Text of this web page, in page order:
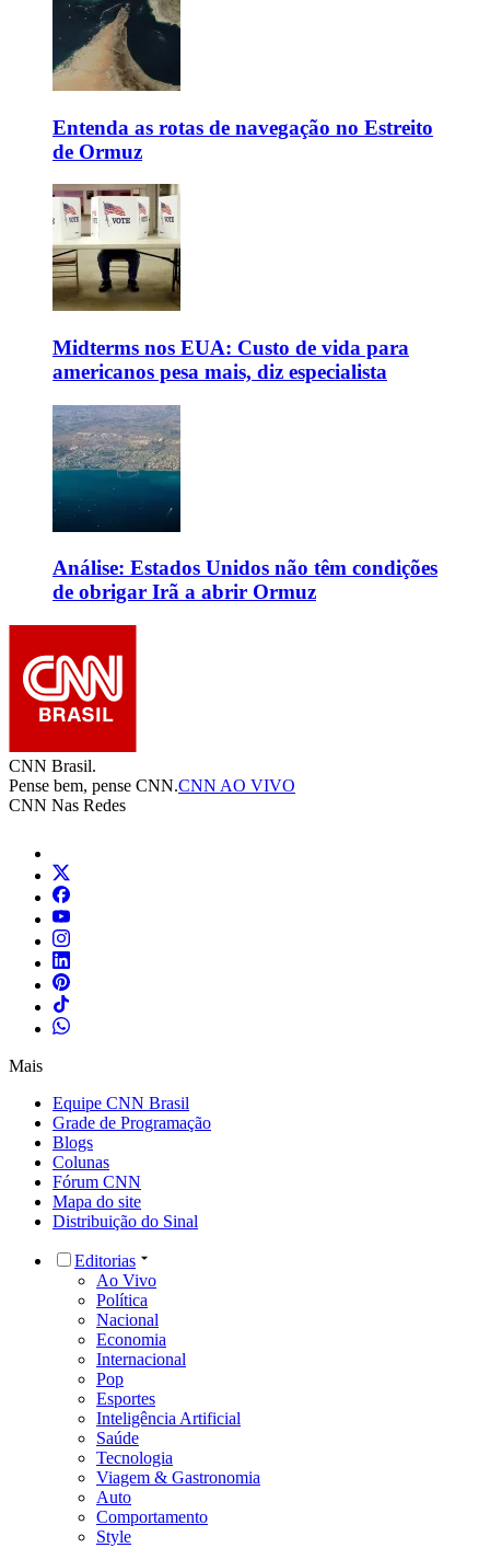
Entenda as rotas de navegação no Estreito
de Ormuz
Midterms nos EUA: Custo de vida para
americanos pesa mais, diz especialista
Análise: Estados Unidos não têm condições
de obrigar Irã a abrir Ormuz
CNN Brasil.
Pense bem, pense CNN.CNN AO VIVO
CNN Nas Redes
Mais
Equipe CNN Brasil
Grade de Programação
Blogs
Colunas
Fórum CNN
Mapa do site
Distribuição do Sinal
Editorias
Ao Vivo
Política
Nacional
Economia
Internacional
Pop
Esportes
Inteligência Artificial
Saúde
Tecnologia
Viagem & Gastronomia
Auto
Comportamento
Style